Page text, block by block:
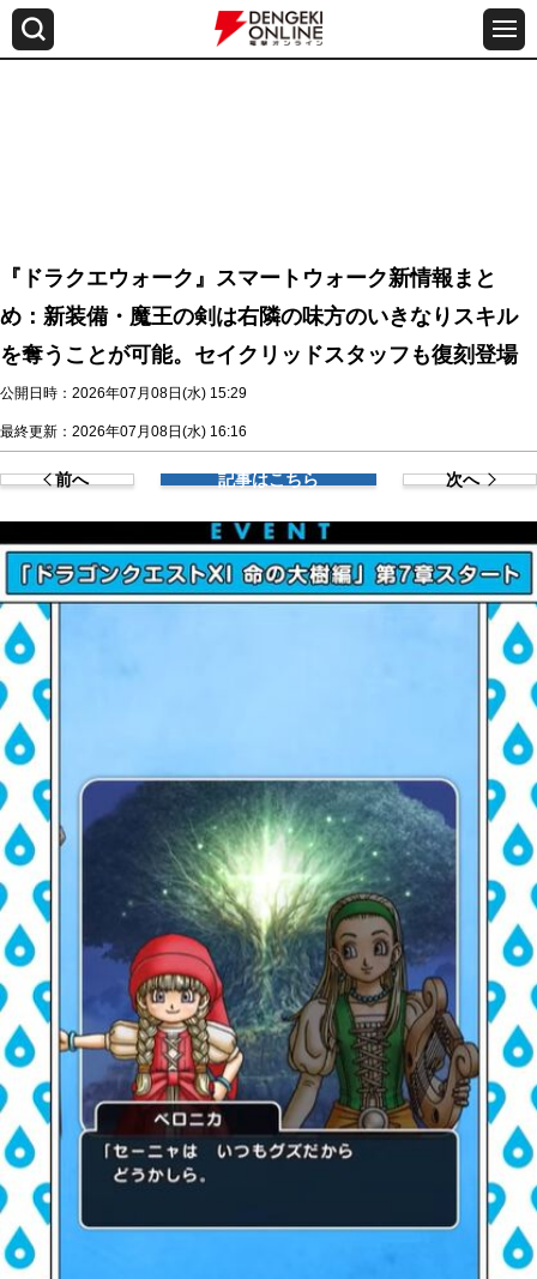
『ドラクエウォーク』スマートウォーク新情報まと
め：新装備・魔王の剣は右隣の味方のいきなりスキル
を奪うことが可能。セイクリッドスタッフも復刻登場
公開日時：2026年07月08日(水) 15:29
最終更新：2026年07月08日(水) 16:16
前へ 記事はこちら 次へ